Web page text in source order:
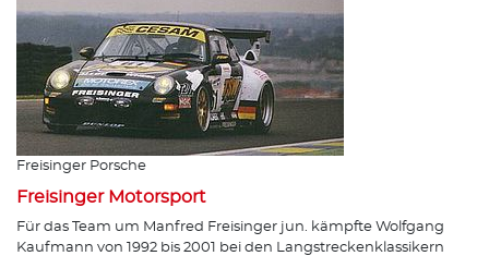
Freisinger Porsche
Freisinger Motorsport
Für das Team um Manfred Freisinger jun. kämpfte Wolfgang
Kaufmann von 1992 bis 2001 bei den Langstreckenklassikern